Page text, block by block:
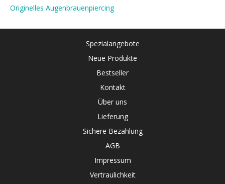
Originelles Augenbrauenpiercing
Spezialangebote
Neue Produkte
Bestseller
Kontakt
Über uns
Lieferung
Sichere Bezahlung
AGB
Impressum
Vertraulichkeit